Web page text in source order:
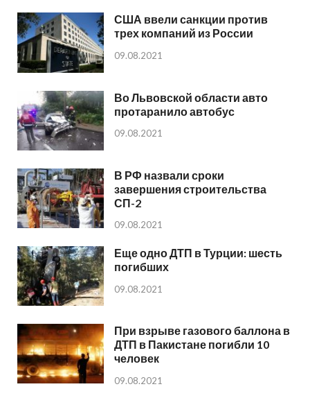
США ввели санкции против
трех компаний из России
09.08.2021
Во Львовской области авто
протаранило автобус
09.08.2021
В РФ назвали сроки
завершения строительства
СП-2
09.08.2021
Еще одно ДТП в Турции: шесть
погибших
09.08.2021
При взрыве газового баллона в
ДТП в Пакистане погибли 10
человек
09.08.2021